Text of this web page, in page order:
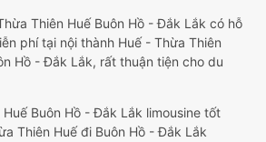
Thiên Huế Buôn Hồ - Đắk Lắk có hỗ
phí tại nội thành Huế - Thừa Thiên
Hồ - Đắk Lắk, rất thuận tiện cho du
Buôn Hồ - Đắk Lắk limousine tốt
Thiên Huế đi Buôn Hồ - Đắk Lắk